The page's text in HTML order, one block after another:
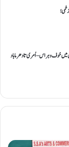
خوف و ہراس – اُمری تا دھرما باد